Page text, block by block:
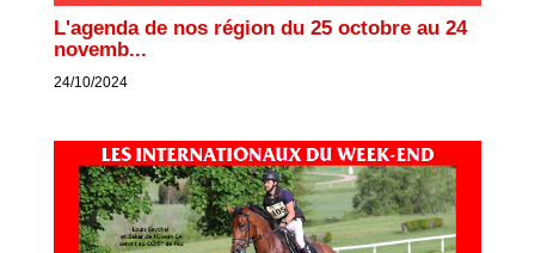
L'agenda de nos région du 25 octobre au 24
novemb...
24/10/2024